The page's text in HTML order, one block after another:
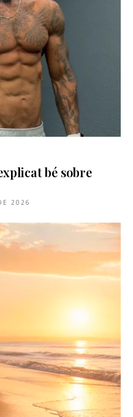
bé sobre
2026